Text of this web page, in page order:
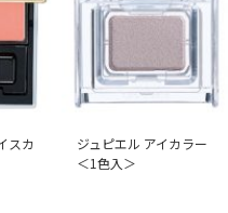
スカ
ジュピエル アイカラー
＜1色入＞